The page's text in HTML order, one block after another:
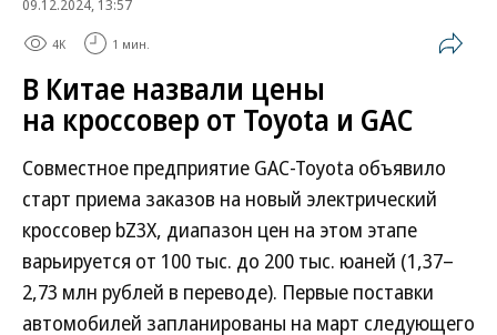
09.12.2024, 13:57
4K 1 мин.
В Китае назвали цены
на кроссовер от Toyota и GAC
Совместное предприятие GAC-Toyota объявило
старт приема заказов на новый электрический
кроссовер bZ3X, диапазон цен на этом этапе
варьируется от 100 тыс. до 200 тыс. юаней (1,37–
2,73 млн рублей в переводе). Первые поставки
автомобилей запланированы на март следующего